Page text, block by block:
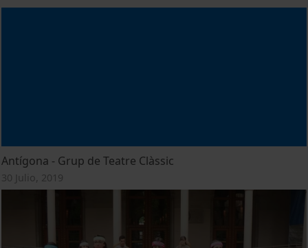
Antígona - Grup de Teatre Clàssic
30 Julio, 2019